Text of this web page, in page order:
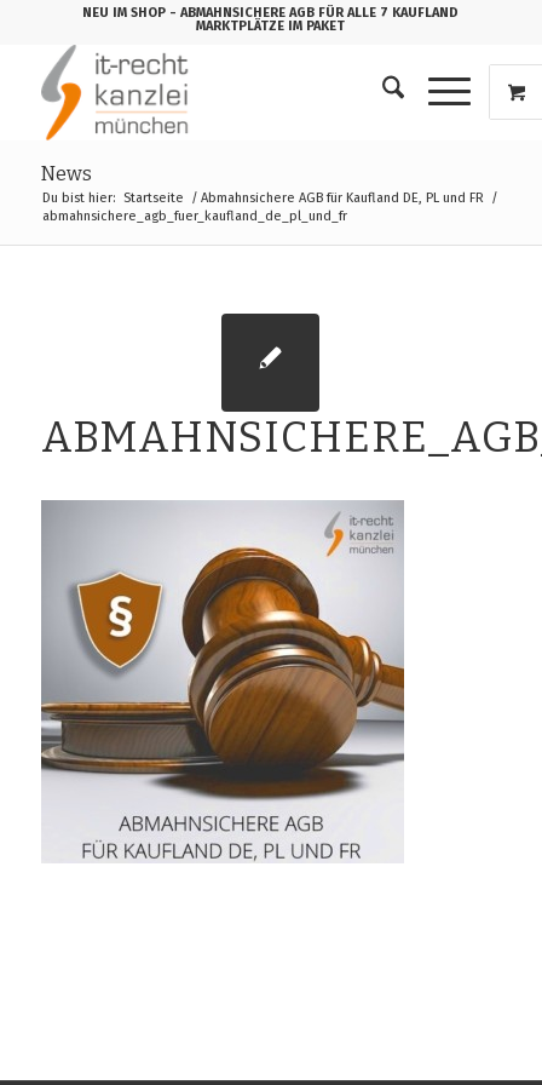
NEU IM SHOP - ABMAHNSICHERE AGB FÜR ALLE 7 KAUFLAND
MARKTPLÄTZE IM PAKET
News
Du bist hier: Startseite / Abmahnsichere AGB für Kaufland DE, PL und FR
/
abmahnsichere_agb_fuer_kaufland_de_pl_und_fr